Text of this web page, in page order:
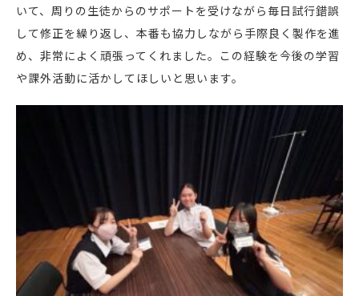
いて、周りの生徒からのサポートを受けながら毎日試行錯誤
して修正を繰り返し、本番も協力しながら手際良く製作を進
め、非常によく頑張ってくれました。この経験を今後の学習
や課外活動に活かしてほしいと思います。